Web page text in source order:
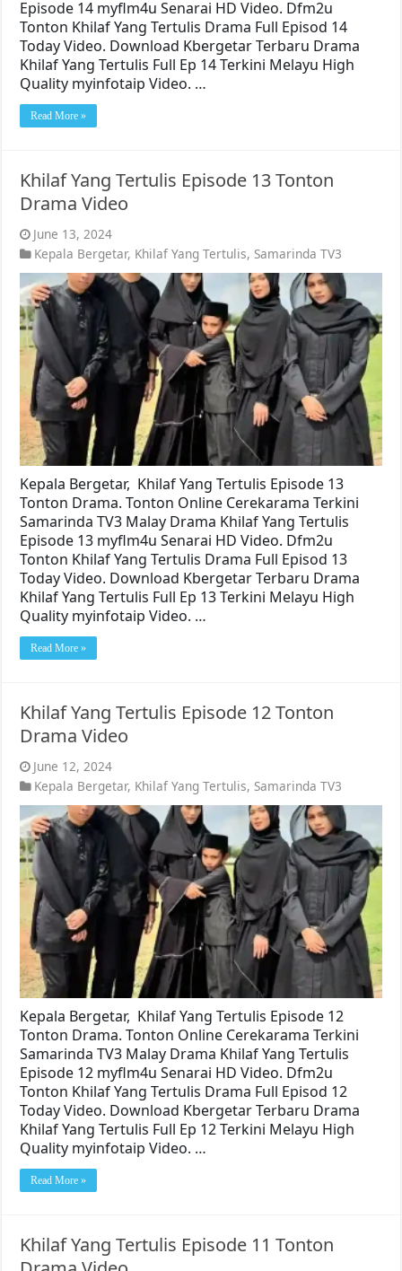
Episode 14 myflm4u Senarai HD Video. Dfm2u
Tonton Khilaf Yang Tertulis Drama Full Episod 14
Today Video. Download Kbergetar Terbaru Drama
Khilaf Yang Tertulis Full Ep 14 Terkini Melayu High
Quality myinfotaip Video. …
Read More »
Khilaf Yang Tertulis Episode 13 Tonton
Drama Video
June 13, 2024
Kepala Bergetar, Khilaf Yang Tertulis, Samarinda TV3
Kepala Bergetar, Khilaf Yang Tertulis Episode 13
Tonton Drama. Tonton Online Cerekarama Terkini
Samarinda TV3 Malay Drama Khilaf Yang Tertulis
Episode 13 myflm4u Senarai HD Video. Dfm2u
Tonton Khilaf Yang Tertulis Drama Full Episod 13
Today Video. Download Kbergetar Terbaru Drama
Khilaf Yang Tertulis Full Ep 13 Terkini Melayu High
Quality myinfotaip Video. …
Read More »
Khilaf Yang Tertulis Episode 12 Tonton
Drama Video
June 12, 2024
Kepala Bergetar, Khilaf Yang Tertulis, Samarinda TV3
Kepala Bergetar, Khilaf Yang Tertulis Episode 12
Tonton Drama. Tonton Online Cerekarama Terkini
Samarinda TV3 Malay Drama Khilaf Yang Tertulis
Episode 12 myflm4u Senarai HD Video. Dfm2u
Tonton Khilaf Yang Tertulis Drama Full Episod 12
Today Video. Download Kbergetar Terbaru Drama
Khilaf Yang Tertulis Full Ep 12 Terkini Melayu High
Quality myinfotaip Video. …
Read More »
Khilaf Yang Tertulis Episode 11 Tonton